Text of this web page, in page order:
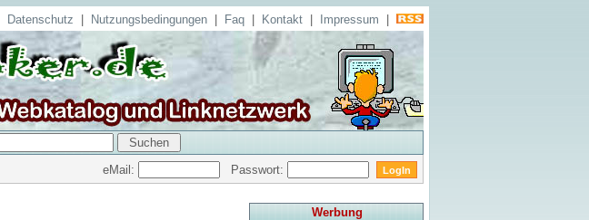
Datenschutz Nutzungsbedingungen Faq Kontakt Impressum
eMail: Passwort:
Werbung